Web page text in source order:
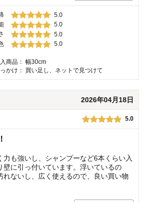
5.0
5.0
5.0
5.0
商品： 幅30cm
かけ：
買い足し、ネットで見つけて
2026年04月18日
5.0
力も強いし、シャンプーなど6本くらい入
壁に引っ付いています。浮いているの
れないし、広く使えるので、良い買い物